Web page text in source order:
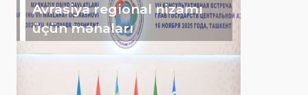
Avrasiya regional nizamı
üçün mənaları